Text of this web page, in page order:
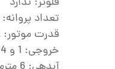
تعداد پروانه: 4
قدرت موتور: 2 اسب
خروجی: 1 و 1.4 اینچ